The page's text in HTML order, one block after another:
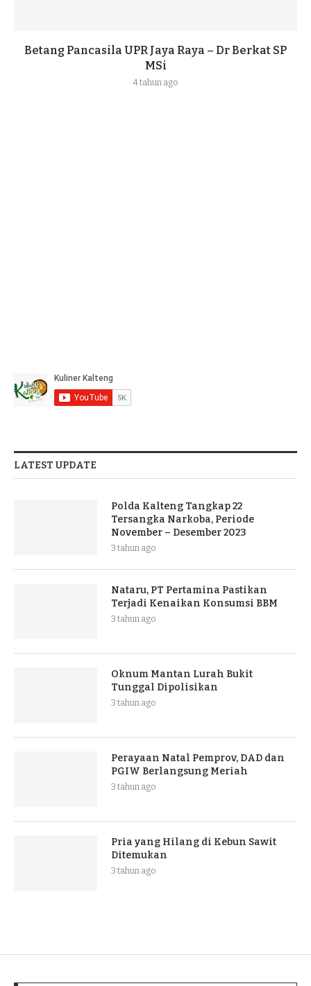
Betang Pancasila UPR Jaya Raya – Dr Berkat SP
MSi
4 tahun ago
LATEST UPDATE
Polda Kalteng Tangkap 22
Tersangka Narkoba, Periode
November – Desember 2023
3 tahun ago
Nataru, PT Pertamina Pastikan
Terjadi Kenaikan Konsumsi BBM
3 tahun ago
Oknum Mantan Lurah Bukit
Tunggal Dipolisikan
3 tahun ago
Perayaan Natal Pemprov, DAD dan
PGIW Berlangsung Meriah
3 tahun ago
Pria yang Hilang di Kebun Sawit
Ditemukan
3 tahun ago